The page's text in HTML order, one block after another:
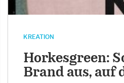
KREATION
Horkesgreen:
Brand aus, auf